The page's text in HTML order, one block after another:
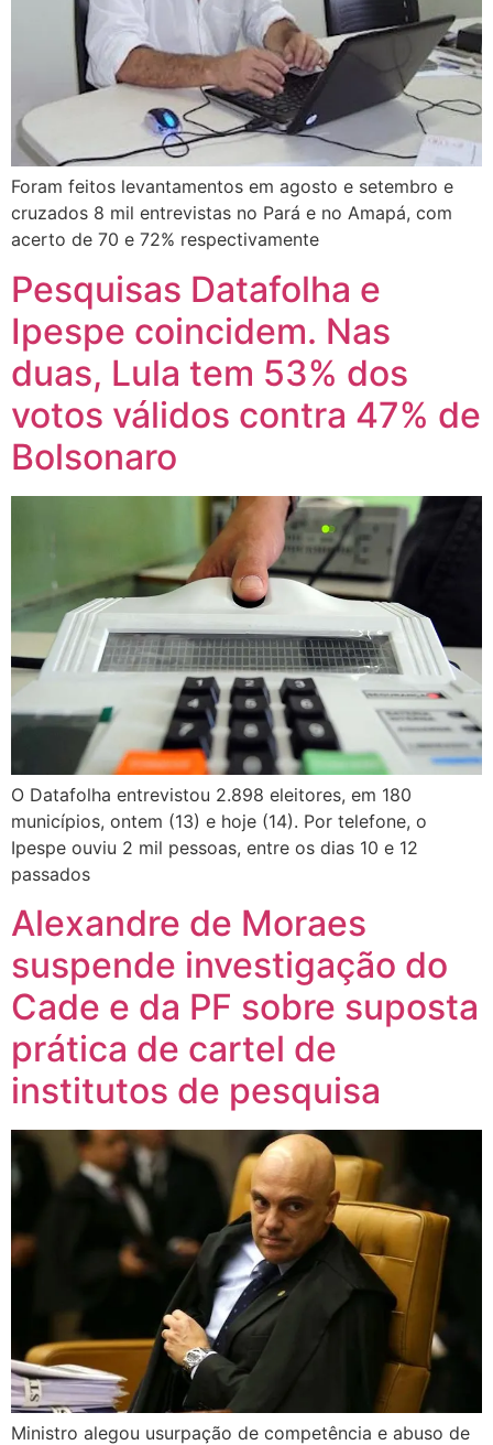
Foram feitos levantamentos em agosto e setembro e
cruzados 8 mil entrevistas no Pará e no Amapá, com
acerto de 70 e 72% respectivamente
Pesquisas Datafolha e
Ipespe coincidem. Nas
duas, Lula tem 53% dos
votos válidos contra 47% de
Bolsonaro
O Datafolha entrevistou 2.898 eleitores, em 180
municípios, ontem (13) e hoje (14). Por telefone, o
Ipespe ouviu 2 mil pessoas, entre os dias 10 e 12
passados
Alexandre de Moraes
suspende investigação do
Cade e da PF sobre suposta
prática de cartel de
institutos de pesquisa
Ministro alegou usurpação de competência e abuso de